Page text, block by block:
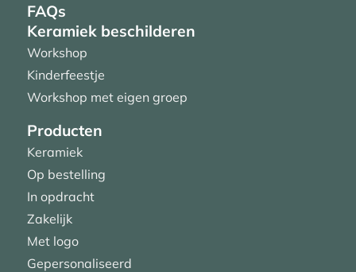
Keramiek beschilderen
Workshop
Kinderfeestje
Workshop met eigen groep
Producten
Keramiek
Op bestelling
In opdracht
Zakelijk
Met logo
Gepersonaliseerd
FAQs